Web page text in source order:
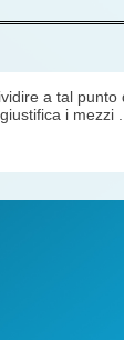
a tal punto
i mezzi